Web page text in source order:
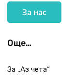
За нас
Още…
За „Аз чета“